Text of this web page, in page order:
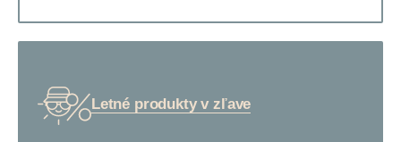
Letné produkty v zľave